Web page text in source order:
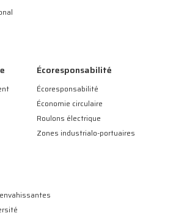
Écoresponsabilité
Écoresponsabilité
Économie circulaire
Roulons électrique
Zones industrialo-portuaires